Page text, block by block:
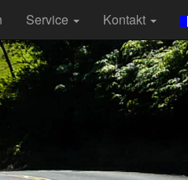
Service Kontakt